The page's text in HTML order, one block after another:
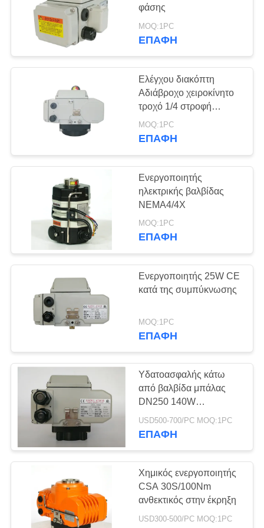
官
SITEMAP
PRIVACY
POLICY
Συμπίεστος
ενεργοποιητής
Ηλεκτρικός
ενεργοποιητής
ασφαλείας
αποτυχίας
19
Ηλεκτρική βαλβίδα
πεταλούδας
28
ηλεκτρική βαλβίδα
23
φάσης
MOQ:1PC
ΕΠΑΦΉ
Ελέγχου διακόπτη
Αδιάβροχο χειροκίνητο
τροχό 1/4 στροφή
ενεργοποιητή
MOQ:1PC
ΕΠΑΦΉ
Ενεργοποιητής
ηλεκτρικής βαλβίδας
NEMA4/4X
MOQ:1PC
ΕΠΑΦΉ
Ενεργοποιητής 25W CE
κατά της συμπύκνωσης
MOQ:1PC
ΕΠΑΦΉ
Υδατοασφαλής κάτω
από βαλβίδα μπάλας
DN250 140W
Ηλεκτρικός
ενεργοποιητής
USD500-700/PC MOQ:1PC
ΕΠΑΦΉ
Χημικός ενεργοποιητής
CSA 30S/100Nm
ανθεκτικός στην έκρηξη
USD300-500/PC MOQ:1PC